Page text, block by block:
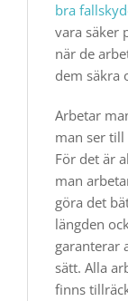
bra
vara säker
när de
dem säkra
Arbetar
man ser
För det är
man
göra det
längden
garanterar
sätt. Alla
finns